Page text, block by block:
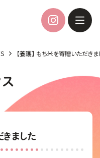
【養護】 もち米を寄贈いただきま
ス
きました